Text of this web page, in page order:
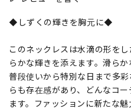
◆しずくの輝きを胸元に◆
このネックレスは水滴の形を
らかな輝きを添えます。滑ら
普段使いから特別な日まで多
らも存在感があり、どんなコ
ます。ファッションに新たな魅